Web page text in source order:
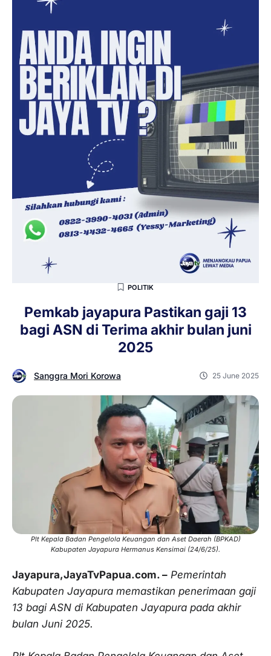
POLITIK
Pemkab jayapura Pastikan gaji 13
bagi ASN di Terima akhir bulan juni
2025
Sanggra Mori Korowa 25 June 2025
Plt Kepala Badan Pengelola Keuangan dan Aset Daerah (BPKAD)
Kabupaten Jayapura Hermanus Kensimai (24/6/25).
Jayapura,JayaTvPapua.com. – Pemerintah
Kabupaten Jayapura memastikan penerimaan gaji
13 bagi ASN di Kabupaten Jayapura pada akhir
bulan Juni 2025.